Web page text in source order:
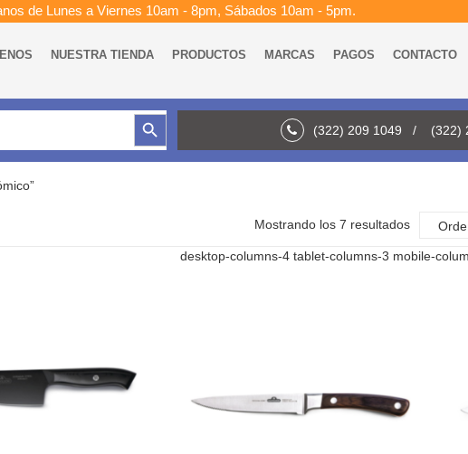
de Lunes a Viernes 10am - 8pm, Sábados 10am - 5pm.
NUESTRA TIENDA PRODUCTOS MARCAS PAGOS CONTACTO
Botón de búsqueda
(322) 209 1049 / (322)
Mostrando los 7 resultados
desktop-columns-4 tablet-columns-3 mobile-